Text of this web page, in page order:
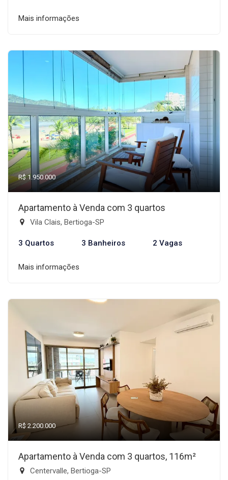
Mais informações
R$ 1.950.000
Apartamento à Venda com 3 quartos
Vila Clais, Bertioga-SP
3 Quartos 3 Banheiros 2 Vagas
Mais informações
R$ 2.200.000
Apartamento à Venda com 3 quartos, 116m²
Centervalle, Bertioga-SP